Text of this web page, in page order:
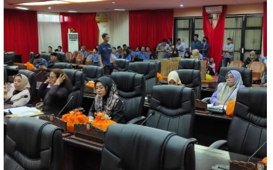
©
Copyright
2026
Menara
Indonesia
.
Right
Reserve